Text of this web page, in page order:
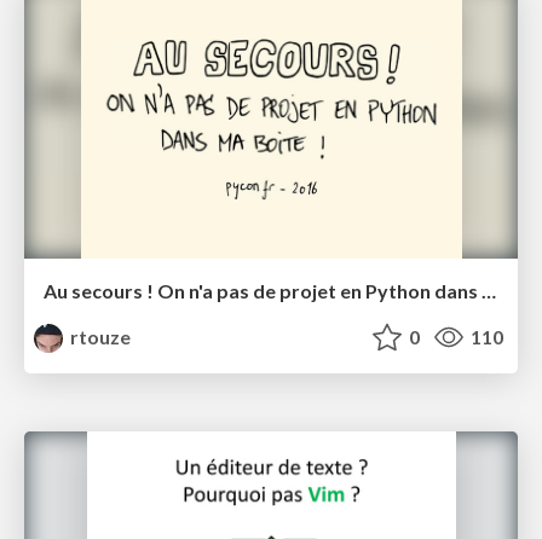
Au secours ! On n'a pas de projet en Python dans ma boite !
rtouze
0 110